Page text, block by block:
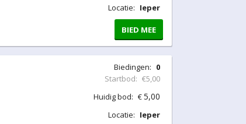
Locatie: Ieper
BIED MEE
Biedingen: 0
Startbod: €5,00
Huidig bod: €5,00
Locatie: Ieper